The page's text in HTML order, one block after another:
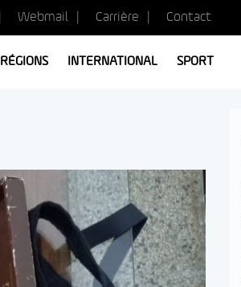
Webmail Carrière Contact
RÉGIONS INTERNATIONAL SPORT